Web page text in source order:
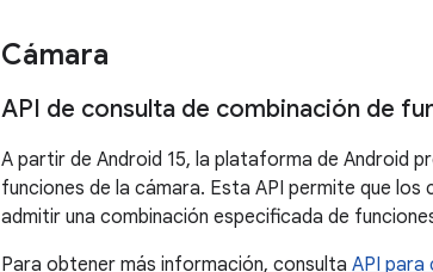
Cámara
API de consulta de combinación de
A partir de Android 15, la plataforma de Android
funciones de la cámara. Esta API permite que
admitir una combinación especificada de
Para obtener más información, consulta API para